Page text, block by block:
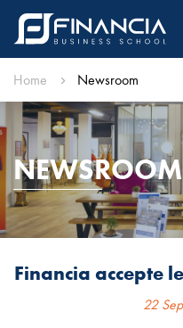
Home Newsroom
NEWSROOM
Financia accepte
22